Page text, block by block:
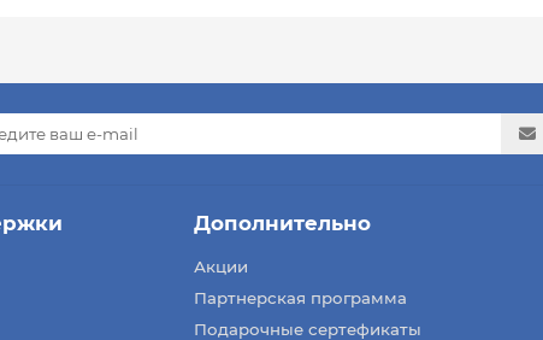
Дополнительно
Акции
Партнерская программа
Подарочные сертефикаты